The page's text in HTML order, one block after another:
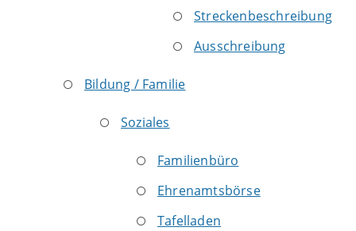
Streckenbeschreibung
Ausschreibung
Bildung / Familie
Soziales
Familienbüro
Ehrenamtsbörse
Tafelladen